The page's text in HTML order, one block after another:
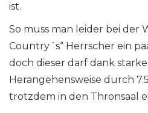
ist.
So muss man leider bei der
Country´s“ Herrscher ein
doch dieser darf dank
Herangehensweise durch
trotzdem in den Thronsaal